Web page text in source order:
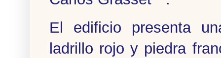
El edificio presenta
ladrillo rojo y piedra